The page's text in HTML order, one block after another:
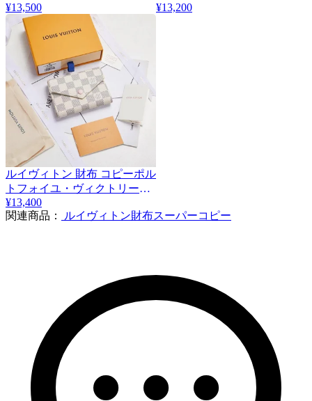
ンパース N60138
¥13,500
ミエアズール N60219
¥13,200
ルイヴィトン 財布 コピーポル
トフォイユ・ヴィクトリーヌ
N41659
¥13,400
関連商品：
ルイヴィトン財布スーパーコピー